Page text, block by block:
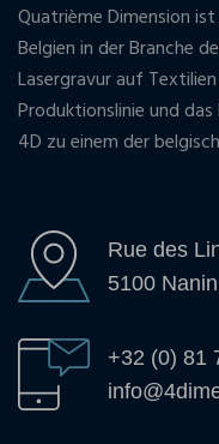
Quatrième Dimension
Belgien in der Branche
Lasergravur auf
Produktionslinie und
4D zu einem der
Rue des
5100
+32 (0) 81